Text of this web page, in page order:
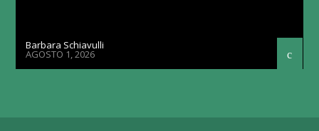
Barbara Schiavulli
AGOSTO 1, 2026